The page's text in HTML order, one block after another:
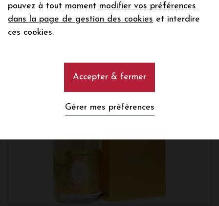
pouvez à tout moment modifier vos préférences
dans la page de gestion des cookies et interdire
ces cookies.
Accepter & fermer
Gérer mes préférences
email
En m’abonnant, j’accepte de recevoir la newsletter de la